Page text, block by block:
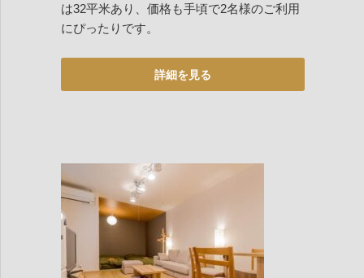
は32平米あり、価格も手頃で2名様のご利用
にぴったりです。